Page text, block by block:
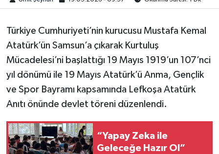
Türkiye Cumhuriyeti’nin kurucusu Mustafa Kemal
Atatürk’ün Samsun’a çıkarak Kurtuluş
Mücadelesi’ni başlattığı 19 Mayıs 1919’un 107’nci
yıl dönümü ile 19 Mayıs Atatürk’ü Anma, Gençlik
ve Spor Bayramı kapsamında Lefkoşa Atatürk
Anıtı önünde devlet töreni düzenlendi.
“Yapay Zeka ile
Geleceğe Hazır Ol”